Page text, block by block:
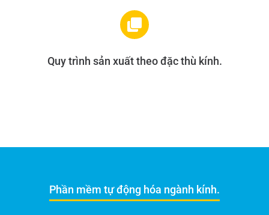
Quy trình sản xuất theo đặc thù kính.
Phần mềm tự động hóa ngành kính.